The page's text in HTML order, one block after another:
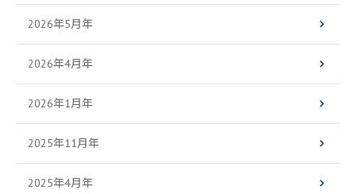
2026年5月年
2026年4月年
2026年1月年
2025年11月年
2025年4月年